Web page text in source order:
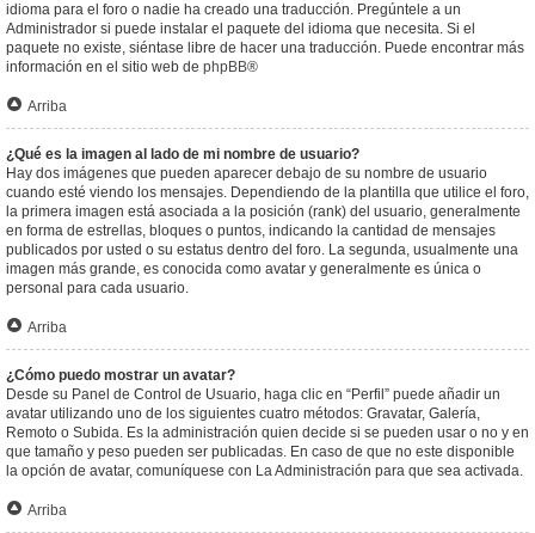
idioma para el foro o nadie ha creado una traducción. Pregúntele a un
Administrador si puede instalar el paquete del idioma que necesita. Si el
paquete no existe, siéntase libre de hacer una traducción. Puede encontrar más
información en el sitio web de phpBB®
Arriba
¿Qué es la imagen al lado de mi nombre de usuario?
Hay dos imágenes que pueden aparecer debajo de su nombre de usuario
cuando esté viendo los mensajes. Dependiendo de la plantilla que utilice el foro,
la primera imagen está asociada a la posición (rank) del usuario, generalmente
en forma de estrellas, bloques o puntos, indicando la cantidad de mensajes
publicados por usted o su estatus dentro del foro. La segunda, usualmente una
imagen más grande, es conocida como avatar y generalmente es única o
personal para cada usuario.
Arriba
¿Cómo puedo mostrar un avatar?
Desde su Panel de Control de Usuario, haga clic en “Perfil” puede añadir un
avatar utilizando uno de los siguientes cuatro métodos: Gravatar, Galería,
Remoto o Subida. Es la administración quien decide si se pueden usar o no y en
que tamaño y peso pueden ser publicadas. En caso de que no este disponible
la opción de avatar, comuníquese con La Administración para que sea activada.
Arriba